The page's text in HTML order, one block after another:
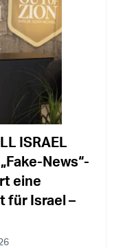
ISRAEL
News“-
eine
für Israel –